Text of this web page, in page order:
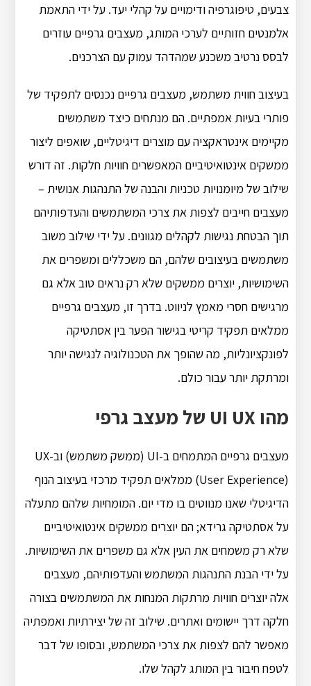
צבעים, טיפוגרפיה ודימויים על קהלי יעד. על ידי התאמת
אלמנטים חזותיים לערכי המותג, מעצבים גרפיים עוזרים
לבסס נרטיב משכנע שמהדהד עמוק עם הצרכנים.
בעיצוב חווית משתמש, מעצבים גרפיים נכנסים לתפקיד של
פותרי בעיות אמפתיים. הם מנתחים כיצד משתמשים
מקיימים אינטראקציה עם מוצרים דיגיטליים, שואפים ליצור
ממשקים אינטואיטיביים המאפשרים חוויות חלקות. זה דורש
שילוב של מיומנויות טכניות והבנה של התנהגות אנושית –
מעצבים חייבים לצפות את צרכי המשתמשים והעדפותיהם
תוך הבטחת נגישות לקהלים מגוונים. על ידי שילוב משוב
משתמשים בעיצובים שלהם, הם משכללים ומשפרים את
השימושיות, יוצרים ממשקים שלא רק נראים טוב אלא גם
מרגישים חסרי מאמץ לניווט. בדרך זו, מעצבים גרפיים
ממלאים תפקיד קריטי בגישור הפער בין אסתטיקה
לפונקציונליות, מה שהופך את הטכנולוגיה לנגישה יותר
ומרתקת יותר עבור כולם.
מהו UI UX של מעצב גרפי
מעצבים גרפיים המתמחים ב-UI (ממשק משתמש) וב-UX
(User Experience) ממלאים תפקיד מרכזי בעיצוב הנוף
הדיגיטלי שאנו מנווטים בו מדי יום. המומחיות שלהם מתעלה
על אסתטיקה גרידא; הם יוצרים ממשקים אינטואיטיביים
שלא רק משמחים את העין אלא גם משפרים את השימושיות.
על ידי הבנת התנהגות המשתמש והעדפותיהם, מעצבים
אלה יוצרים חוויות מרתקות המנחות את המשתמשים בצורה
חלקה דרך יישומים ואתרים. שילוב זה של יצירתיות ואמפתיה
מאפשר להם לצפות את צרכי המשתמש, ובסופו של דבר
לטפח חיבור בין המותג לקהל שלו.